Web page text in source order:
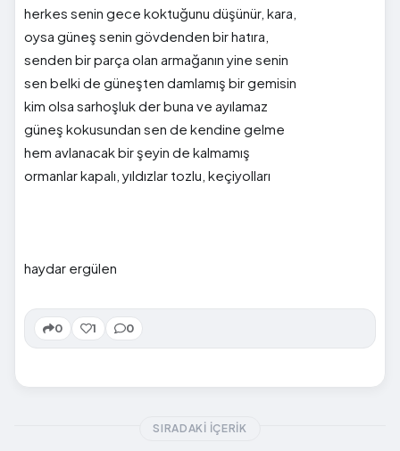
herkes senin gece koktuğunu düşünür, kara,
oysa güneş senin gövdenden bir hatıra,
senden bir parça olan armağanın yine senin
sen belki de güneşten damlamış bir gemisin
kim olsa sarhoşluk der buna ve ayılamaz
güneş kokusundan sen de kendine gelme
hem avlanacak bir şeyin de kalmamış
ormanlar kapalı, yıldızlar tozlu, keçiyolları
haydar ergülen
0 1 0
SIRADAKI İÇERIK